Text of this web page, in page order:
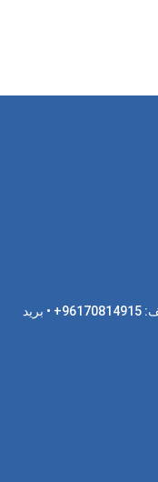
المشرف على الموقع : أ. د. عصام إسماعيل هاتف: 96170814915+ • بريد